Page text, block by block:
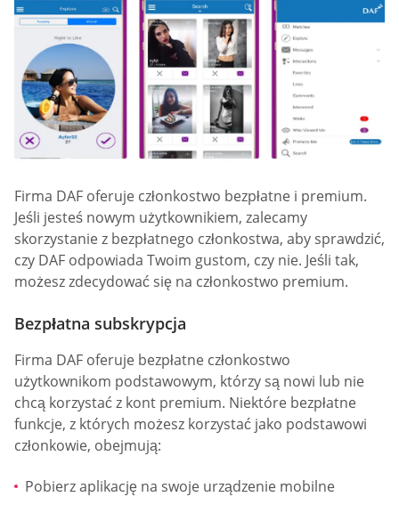
Firma DAF oferuje członkostwo bezpłatne i premium.
Jeśli jesteś nowym użytkownikiem, zalecamy
skorzystanie z bezpłatnego członkostwa, aby sprawdzić,
czy DAF odpowiada Twoim gustom, czy nie. Jeśli tak,
możesz zdecydować się na członkostwo premium.
Bezpłatna subskrypcja
Firma DAF oferuje bezpłatne członkostwo
użytkownikom podstawowym, którzy są nowi lub nie
chcą korzystać z kont premium. Niektóre bezpłatne
funkcje, z których możesz korzystać jako podstawowi
członkowie, obejmują:
Pobierz aplikację na swoje urządzenie mobilne